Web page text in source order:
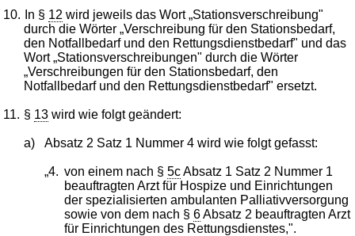
10. In § 12 wird jeweils das Wort „Stationsverschreibung"
durch die Wörter „Verschreibung für den Stationsbedarf,
den Notfallbedarf und den Rettungsdienstbedarf" und das
Wort „Stationsverschreibungen" durch die Wörter
„Verschreibungen für den Stationsbedarf, den
Notfallbedarf und den Rettungsdienstbedarf" ersetzt.
11. § 13 wird wie folgt geändert:
a) Absatz 2 Satz 1 Nummer 4 wird wie folgt gefasst:
„4. von einem nach §5cAbsatz 1 Satz 2 Nummer 1
beauftragten Arzt für Hospize und Einrichtungen
der spezialisierten ambulanten Palliativversorgung
sowie von dem nach §6Absatz 2 beauftragten Arzt
für Einrichtungen des Rettungsdienstes,".